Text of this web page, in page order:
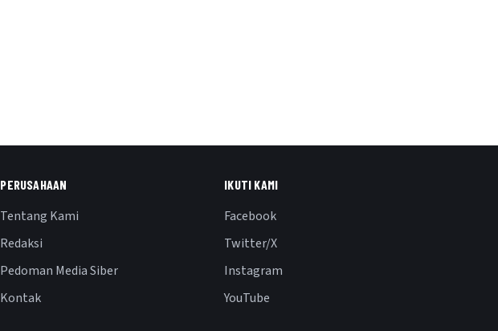
PERUSAHAAN
Tentang Kami
Redaksi
Pedoman Media Siber
Kontak
IKUTI KAMI
Facebook
Twitter/X
Instagram
YouTube